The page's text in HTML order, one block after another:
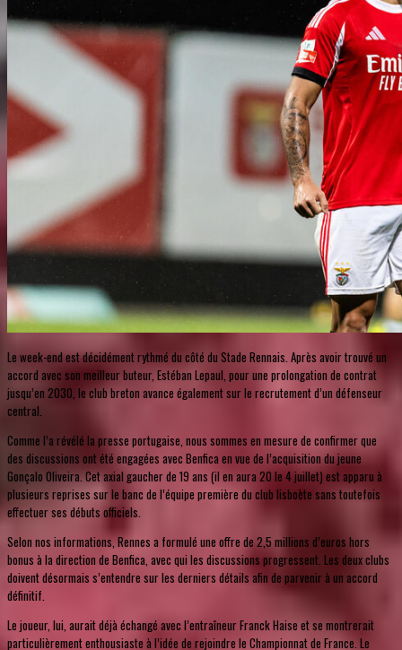
Le week-end est décidément rythmé du côté du Stade Rennais. Après avoir trouvé un
accord avec son meilleur buteur, Estéban Lepaul, pour une prolongation de contrat
jusqu’en 2030, le club breton avance également sur le recrutement d’un défenseur
central.
Comme l’a révélé la presse portugaise, nous sommes en mesure de confirmer que
des discussions ont été engagées avec Benfica en vue de l’acquisition du jeune
Gonçalo Oliveira. Cet axial gaucher de 19 ans (il en aura 20 le 4 juillet) est apparu à
plusieurs reprises sur le banc de l’équipe première du club lisboète sans toutefois
effectuer ses débuts officiels.
Selon nos informations, Rennes a formulé une offre de 2,5 millions d’euros hors
bonus à la direction de Benfica, avec qui les discussions progressent. Les deux clubs
doivent désormais s’entendre sur les derniers détails afin de parvenir à un accord
définitif.
Le joueur, lui, aurait déjà échangé avec l’entraîneur Franck Haise et se montrerait
particulièrement enthousiaste à l’idée de rejoindre le Championnat de France. Le